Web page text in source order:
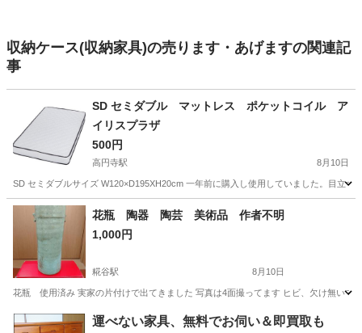
収納ケース(収納家具)の売ります・あげますの関連記
事
SD セミダブル マットレス ポケットコイル ア
イリスプラザ
500円
高円寺駅 8月10日
SD セミダブルサイズ W120×D195XH20cm 一年前に購入し使用していました。目立
東京 杉並区 高円寺駅 寝具
花瓶 陶器 陶芸 美術品 作者不明
1,000円
糀谷駅 8月10日
花瓶 使用済み 実家の片付けで出てきました 写真は4面撮ってます ヒビ、欠け無いで
東京 大田区 糀谷駅 インテリア雑貨/小物 使用済み
運べない家具、無料でお伺い＆即買取も